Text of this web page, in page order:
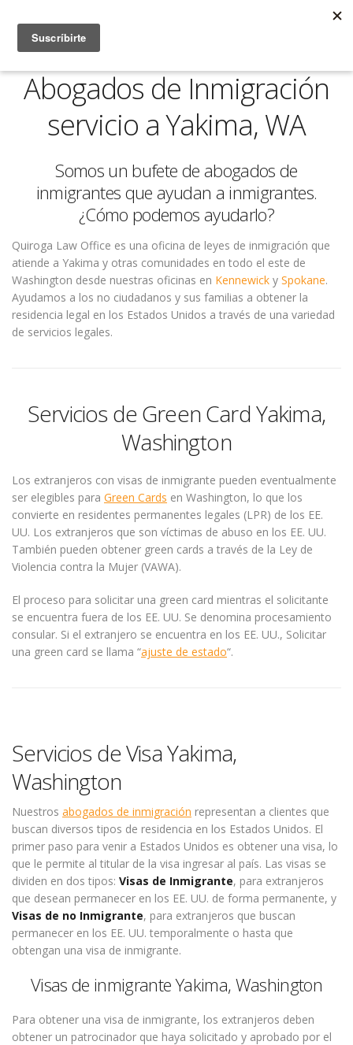
Abogados de Inmigración
servicio a Yakima, WA
Somos un bufete de abogados de
inmigrantes que ayudan a inmigrantes.
¿Cómo podemos ayudarlo?
Quiroga Law Office es una oficina de leyes de inmigración que
atiende a Yakima y otras comunidades en todo el este de
Washington desde nuestras oficinas en Kennewick y Spokane.
Ayudamos a los no ciudadanos y sus familias a obtener la
residencia legal en los Estados Unidos a través de una variedad
de servicios legales.
Servicios de Green Card Yakima,
Washington
Los extranjeros con visas de inmigrante pueden eventualmente
ser elegibles para Green Cards en Washington, lo que los
convierte en residentes permanentes legales (LPR) de los EE.
UU. Los extranjeros que son víctimas de abuso en los EE. UU.
También pueden obtener green cards a través de la Ley de
Violencia contra la Mujer (VAWA).
El proceso para solicitar una green card mientras el solicitante
se encuentra fuera de los EE. UU. Se denomina procesamiento
consular. Si el extranjero se encuentra en los EE. UU., Solicitar
una green card se llama “ajuste de estado“.
Servicios de Visa Yakima,
Washington
Nuestros abogados de inmigración representan a clientes que
buscan diversos tipos de residencia en los Estados Unidos. El
primer paso para venir a Estados Unidos es obtener una visa, lo
que le permite al titular de la visa ingresar al país. Las visas se
dividen en dos tipos: Visas de Inmigrante, para extranjeros
que desean permanecer en los EE. UU. de forma permanente, y
Visas de no Inmigrante, para extranjeros que buscan
permanecer en los EE. UU. temporalmente o hasta que
obtengan una visa de inmigrante.
Visas de inmigrante Yakima, Washington
Para obtener una visa de inmigrante, los extranjeros deben
obtener un patrocinador que haya solicitado y aprobado por el